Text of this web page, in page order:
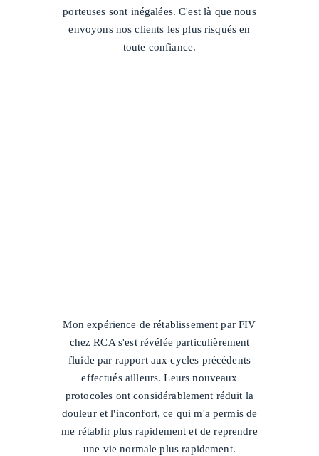
porteuses sont inégalées. C'est là que nous
envoyons nos clients les plus risqués en
toute confiance.
Mon expérience de rétablissement par FIV
chez RCA s'est révélée particulièrement
fluide par rapport aux cycles précédents
effectués ailleurs. Leurs nouveaux
protocoles ont considérablement réduit la
douleur et l'inconfort, ce qui m'a permis de
me rétablir plus rapidement et de reprendre
une vie normale plus rapidement.